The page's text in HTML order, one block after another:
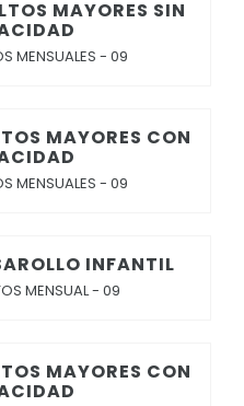
MAYORES SIN
MENSUALES - 09
MAYORES CON
MENSUALES - 09
INFANTIL
MENSUAL - 09
MAYORES CON